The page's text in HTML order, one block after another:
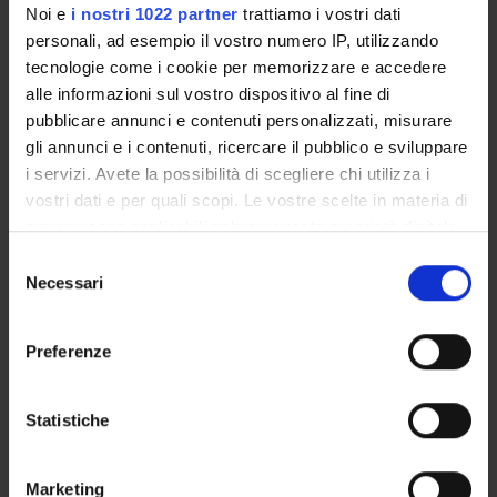
Noi e i nostri 1022 partner trattiamo i vostri dati
personali, ad esempio il vostro numero IP, utilizzando
tecnologie come i cookie per memorizzare e accedere
alle informazioni sul vostro dispositivo al fine di
pubblicare annunci e contenuti personalizzati, misurare
gli annunci e i contenuti, ricercare il pubblico e sviluppare
i servizi. Avete la possibilità di scegliere chi utilizza i
vostri dati e per quali scopi. Le vostre scelte in materia di
privacy sono applicabili solo su questa proprietà digitale
modificare o revocare il proprio consenso in qualsiasi
momento dalla Dichiarazione sui cookie o facendo clic
raccogliere informazioni sulla tua posizione
geografica, con un'approssimazione di qualche
delNecessari
Preferenze
Statistiche
Marketing
Menon Martina
emailmartina menon univr it
phone 045 8028420
it
univr it